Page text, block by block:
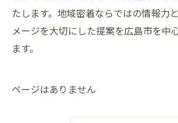
たします。地域密着ならではの情報力
メージを大切にした提案を広島市を中
ます。
ページはありません